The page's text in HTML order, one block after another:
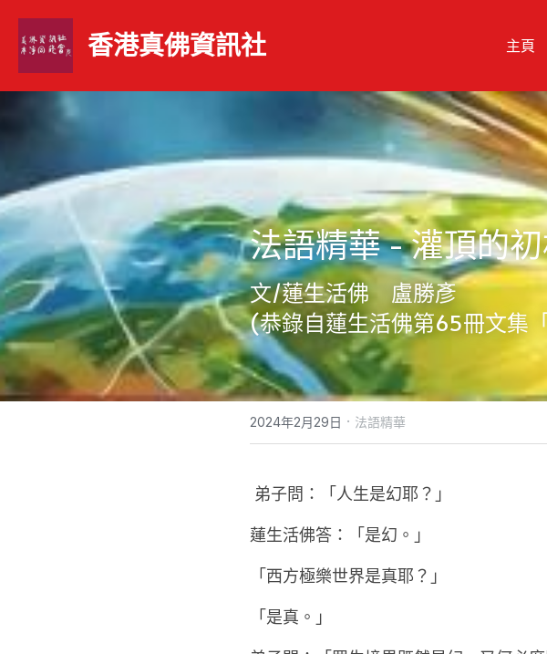
香港真佛資訊社 主頁
法語精華 - 灌頂的
文/蓮生活佛　盧勝彥
(恭錄自蓮生活佛第65冊文集
2024年2月29日 · 法語精華
弟子問：「人生是幻耶？」
蓮生活佛答：「是幻。」
「西方極樂世界是真耶？」
「是真。」